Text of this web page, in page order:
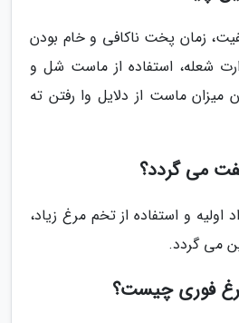
زمان پخت ناکافی و خام بودن
شعله، استفاده از ماست شل و
میزان ماست از دلایل وا رفتن ته
می گردد؟
و استفاده از تخم مرغ زیاد،
می گردد.
فوری چیست؟